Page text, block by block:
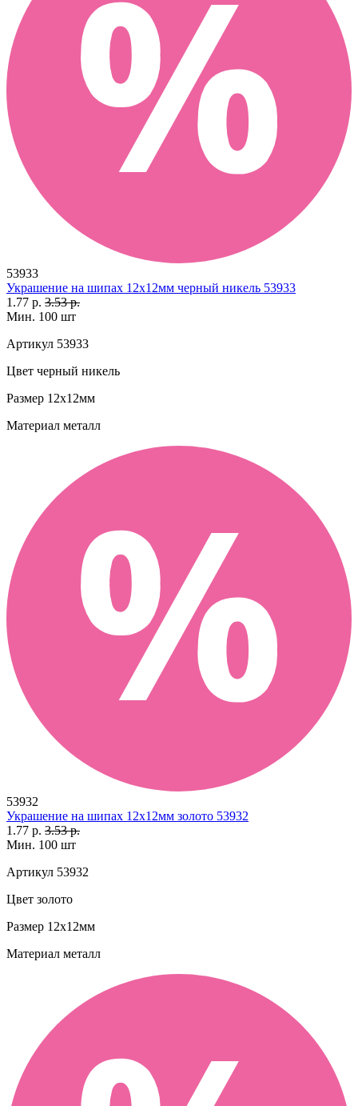
53933
Украшение на шипах 12х12мм черный никель 53933
1.77 р. 3.53 р.
Мин. 100 шт
Артикул 53933
Цвет черный никель
Размер 12х12мм
Материал металл
53932
Украшение на шипах 12х12мм золото 53932
1.77 р. 3.53 р.
Мин. 100 шт
Артикул 53932
Цвет золото
Размер 12х12мм
Материал металл